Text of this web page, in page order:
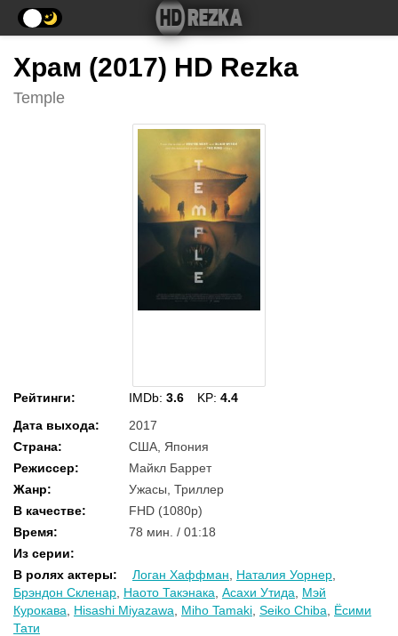
Храм (2017) HD Rezka
Temple
Рейтинги: IMDb: 3.6 KP: 4.4
Дата выхода:
2017
Страна:
США, Япония
Режиссер:
Майкл Баррет
Жанр:
Ужасы, Триллер
В качестве:
FHD (1080p)
Время:
78 мин. / 01:18
Из серии:
В ролях актеры: Логан Хаффман Наталия Уорнер
Брэндон Скленар Наото Такэнака Асахи Утида
Мэй
Курокава
Hisashi Miyazawa Miho Tamaki Seiko Chiba
Ёсими
Тати